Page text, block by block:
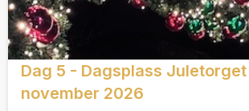
Dag 5 - Dagsplass
november 2026